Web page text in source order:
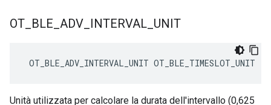
OT BLE ADV INTERVAL UNIT
OT_BLE_ADV_INTERVAL_UNIT OT_BLE_TIMESLOT_UNIT
Unità utilizzata per calcolare la durata dell'intervallo (0,625